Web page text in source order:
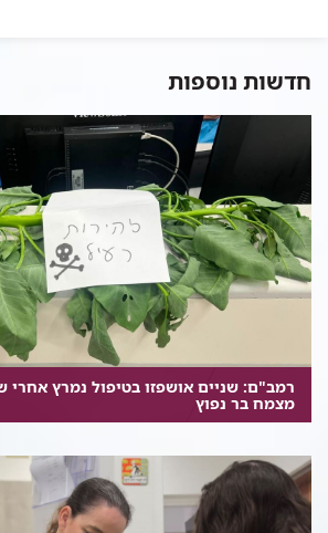
חדשות נוספות
רמב"ם: שניים אושפזו בטיפול נמרץ אחרי
מצמח בר נפוץ